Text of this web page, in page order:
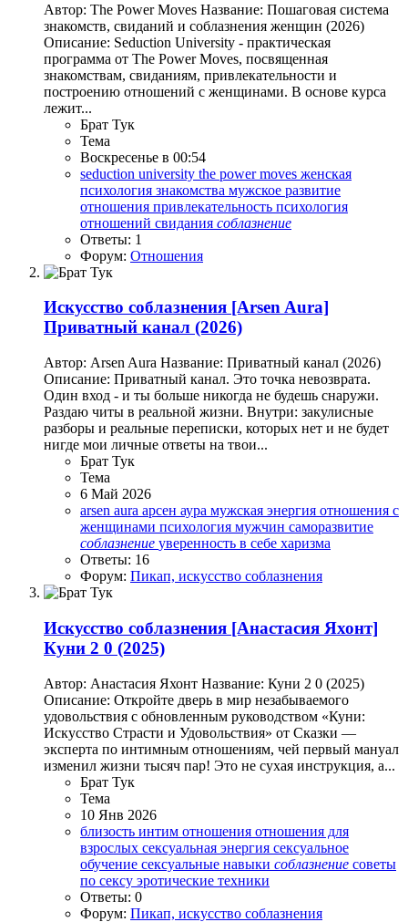
Автор: The Power Moves Название: Пошаговая система
знакомств, свиданий и соблазнения женщин (2026)
Описание: Seduction University - практическая
программа от The Power Moves, посвященная
знакомствам, свиданиям, привлекательности и
построению отношений с женщинами. В основе курса
лежит...
Брат Тук
Тема
Воскресенье в 00:54
seduction university the power moves женская
психология знакомства мужское развитие
отношения привлекательность психология
отношений свидания соблазнение
Ответы: 1
Форум: Отношения
Искусство соблазнения [Arsen Aura]
Приватный канал (2026)
Автор: Arsen Aura Название: Приватный канал (2026)
Описание: Приватный канал. Это точка невозврата.
Один вход - и ты больше никогда не будешь снаружи.
Раздаю читы в реальной жизни. Внутри: закулисные
разборы и реальные переписки, которых нет и не будет
нигде мои личные ответы на твои...
Брат Тук
Тема
6 Май 2026
arsen aura арсен аура мужская энергия отношения с
женщинами психология мужчин саморазвитие
соблазнение уверенность в себе харизма
Ответы: 16
Форум: Пикап, искусство соблазнения
Искусство соблазнения [Анастасия Яхонт]
Куни 2 0 (2025)
Автор: Анастасия Яхонт Название: Куни 2 0 (2025)
Описание: Откройте дверь в мир незабываемого
удовольствия с обновленным руководством «Куни:
Искусство Страсти и Удовольствия» от Сказки —
эксперта по интимным отношениям, чей первый мануал
изменил жизни тысяч пар! Это не сухая инструкция, а...
Брат Тук
Тема
10 Янв 2026
близость интим отношения отношения для
взрослых сексуальная энергия сексуальное
обучение сексуальные навыки соблазнение советы
по сексу эротические техники
Ответы: 0
Форум: Пикап, искусство соблазнения